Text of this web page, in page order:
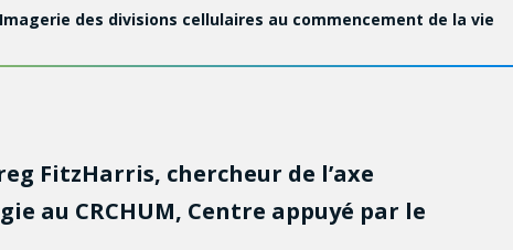
Imagerie des divisions cellulaires au commencement de la vie
FitzHarris, chercheur de l’axe
au CRCHUM, Centre appuyé par le